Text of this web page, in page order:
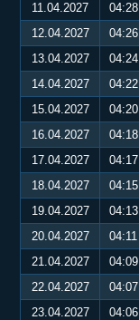
11.04.2027 04:28
12.04.2027
04:26
13.04.2027
04:24
14.04.2027
04:22
15.04.2027
04:20
16.04.2027
04:18
17.04.2027
04:17
18.04.2027
04:15
19.04.2027
04:13
20.04.2027
04:11
21.04.2027
04:09
22.04.2027
04:07
23.04.2027
04:06